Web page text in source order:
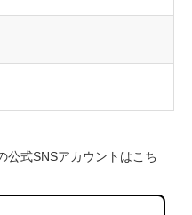
公式SNSアカウントはこち